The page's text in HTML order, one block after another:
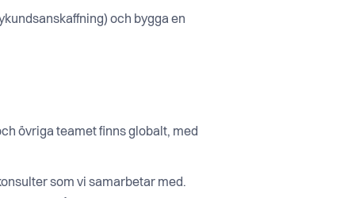
och bygga en
övriga teamet finns globalt, med
som vi samarbetar med.